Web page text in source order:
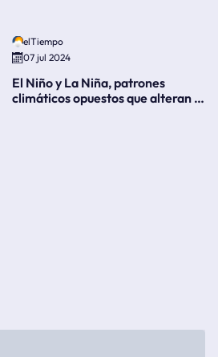
elTiempo
07 jul 2024
El Niño y La Niña, patrones
climáticos opuestos que alteran la